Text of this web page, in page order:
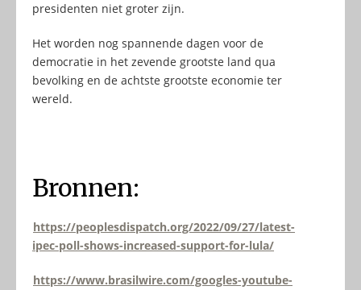
presidenten niet groter zijn.
Het worden nog spannende dagen voor de
democratie in het zevende grootste land qua
bevolking en de achtste grootste economie ter
wereld.
Bronnen:
https://peoplesdispatch.org/2022/09/27/latest-
ipec-poll-shows-increased-support-for-lula/
https://www.brasilwire.com/googles-youtube-